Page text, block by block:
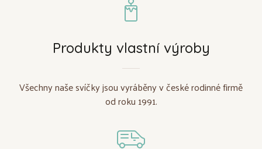
Produkty vlastní výroby
Všechny naše svíčky jsou vyráběny v české rodinné firmě
od roku 1991.